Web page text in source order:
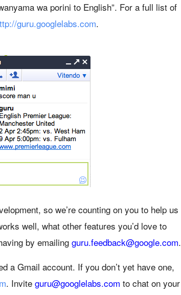
wa porini to English”. For a full list of
guru.googlelabs.com.
so we’re counting on you to help us
well, what other features you’d love to
by emailingguru.feedback@google.com.
a Gmail account. If you don’t yet have one,
. Invite guru@googlelabs.com to chat on your